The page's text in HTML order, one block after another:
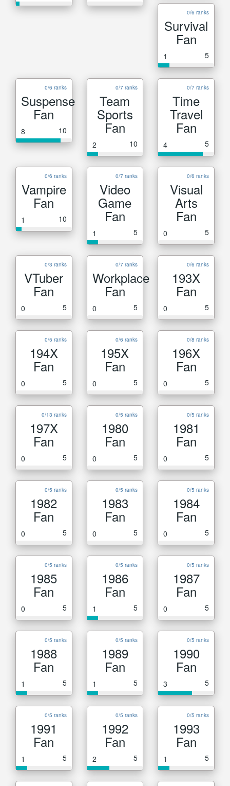
0/6 ranks
Survival
Fan
1 5
0/6 ranks
Suspense
Fan
8 10
0/7 ranks
Team
Sports
Fan
2 10
0/7 ranks
Time
Travel
Fan
4 5
0/6 ranks
Vampire
Fan
1 10
0/7 ranks
Video
Game
Fan
1 5
0/6 ranks
Visual
Arts
Fan
0 5
0/3 ranks
VTuber
Fan
0 5
0/7 ranks
Workplace
Fan
0 5
0/6 ranks
193X
Fan
0 5
0/5 ranks
194X
Fan
0 5
0/6 ranks
195X
Fan
0 5
0/8 ranks
196X
Fan
0 5
0/13 ranks
197X
Fan
0 5
0/5 ranks
1980
Fan
0 5
0/5 ranks
1981
Fan
0 5
0/5 ranks
1982
Fan
0 5
0/5 ranks
1983
Fan
0 5
0/5 ranks
1984
Fan
0 5
0/5 ranks
1985
Fan
0 5
0/5 ranks
1986
Fan
1 5
0/5 ranks
1987
Fan
0 5
0/5 ranks
1988
Fan
1 5
0/5 ranks
1989
Fan
1 5
0/5 ranks
1990
Fan
3 5
0/5 ranks
1991
Fan
1 5
0/5 ranks
1992
Fan
2 5
0/5 ranks
1993
Fan
1 5